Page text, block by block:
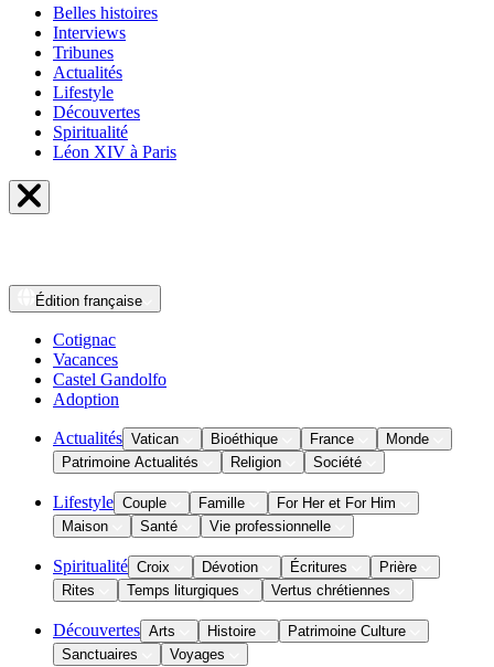
Belles histoires
Interviews
Tribunes
Actualités
Lifestyle
Découvertes
Spiritualité
Léon XIV à Paris
Édition française
Cotignac
Vacances
Castel Gandolfo
Adoption
Actualités Vatican Bioéthique France
Monde
Patrimoine Actualités
Religion Société
Lifestyle Couple Famille
For Her et For Him
Maison
Santé Vie professionnelle
Spiritualité Croix Dévotion Écritures
Prière
Rites
Temps liturgiques Vertus chrétiennes
Découvertes Arts Histoire
Patrimoine Culture
Sanctuaires
Voyages